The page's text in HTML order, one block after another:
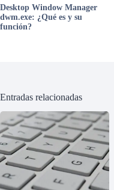
Desktop Window Manager
dwm.exe: ¿Qué es y su
función?
Entradas relacionadas